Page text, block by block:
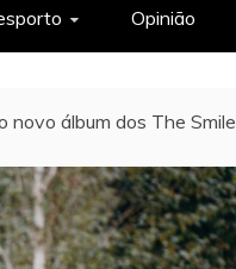
Opinião
novo álbum dos The Smile